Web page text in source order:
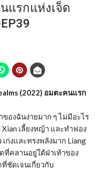
แรกแห่งเจ็ด
(2022) อมตะคนแรก
ของฉันง่ายมาก ๆ ไม่มีอะไร
เลี้ยงหญ้า และทำฟอง
ก่งและทรงพลังมาก Liang
ที่คลานอยู่ใต้ฝ่าเท้าของ
ชัดเจนเกี่ยวกับ